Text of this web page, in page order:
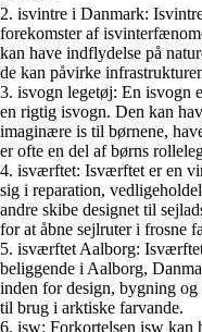
2. isvintre i Danmark:
forekomster af
kan have indflydelse på
de kan påvirke
3. isvogn legetøj: En isvogn
en rigtig isvogn. Den kan
imaginære is til børnene,
er ofte en del af børns
4. isværftet: Isværftet er en
sig i reparation,
andre skibe designet til
for at åbne sejlruter i frosne
5. isværftet Aalborg:
beliggende i Aalborg,
inden for design, bygning og
til brug i arktiske farvande.
6. isw: Forkortelsen isw kan